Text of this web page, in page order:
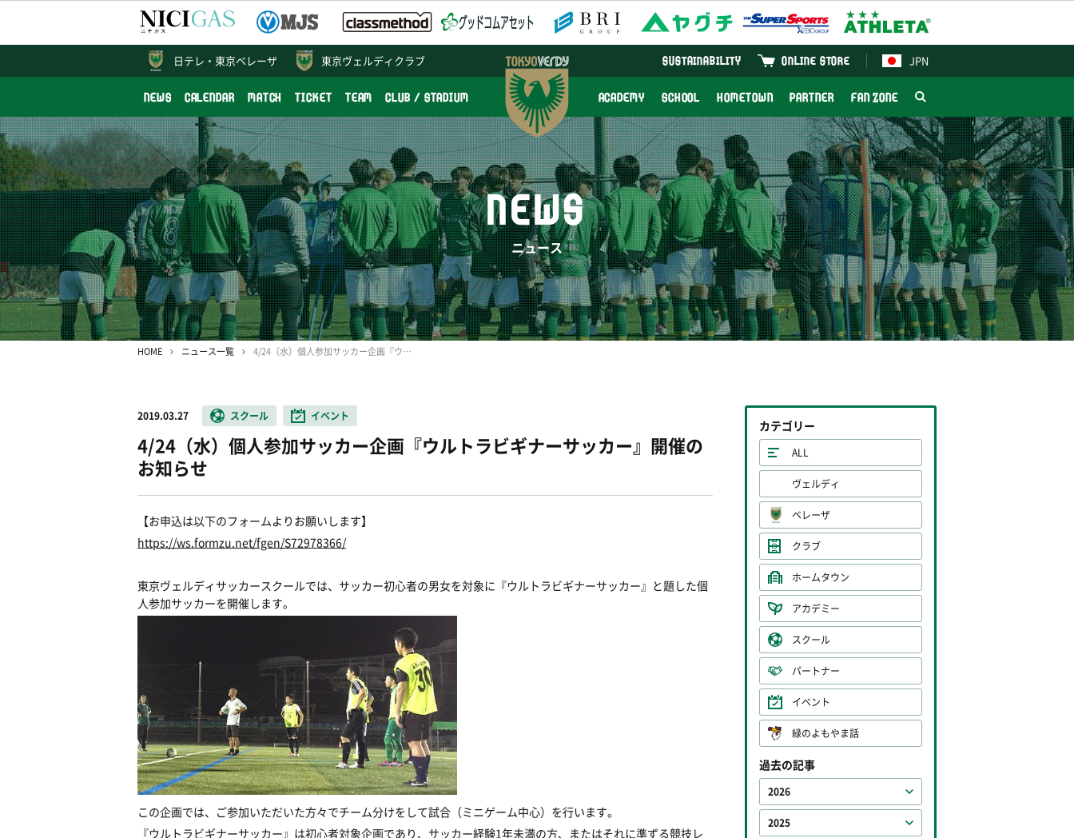
東京ヴェルディクラブ JPN
ONLINE STORE
SUSTAINABILITY
NEWS CALENDAR MATCH TICKET TEAM CLUB / STADIUM ACADEMY SCHOOL HOMETOWN PARTNER FAN ZONE
日テレ・ 東京ベレーザ
NEWS
ニュース
HOME ニュース一覧 4/24（水）個人参加サッカー企画『ウルトラビギナーサッカー』開催のお知らせ
2019.03.27 スクール イベント
4/24（水）個人参加サッカー企画『ウルトラビギナーサッカー』開催の
お知らせ
【お申込は以下のフォームよりお願いします】
https://ws.formzu.net/fgen/S72978366/
東京ヴェルディサッカースクールでは、サッカー初心者の男女を対象に『ウルトラビギナーサッカー』と題した個
人参加サッカーを開催します。
この企画では、ご参加いただいた方々でチーム分けをして試合（ミニゲーム中心）を行います。
『ウルトラビギナーサッカー』は初心者対象企画であり、サッカー経験1年未満の方、またはそれに準ずる競技レ
カテゴリー
ALL
ヴェルディ
ベレーザ
クラブ
ホームタウン
アカデミー
スクール
パートナー
イベント
緑のよもやま話
過去の記事
2026
2025